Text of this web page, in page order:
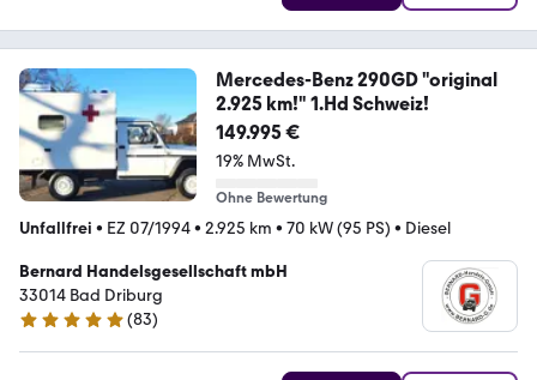
Mercedes-Benz 290GD "original
2.925 km!" 1.Hd Schweiz!
149.995 €
19% MwSt.
Ohne Bewertung
Unfallfrei • EZ 07/1994• 2.925 km • 70 kW (95 PS) • Diesel
Bernard Handelsgesellschaft mbH
33014 Bad Driburg
4.9 Sterne
(83)